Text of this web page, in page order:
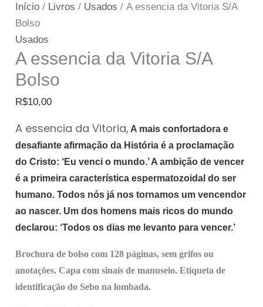
Início / Livros / Usados / A essencia da Vitoria S/A
Bolso
Usados
A essencia da Vitoria S/A
Bolso
R$10,00
A essencia da Vitoria, A mais confortadora e
desafiante afirmação da História é a proclamação
do Cristo: ‘Eu venci o mundo.’ A ambição de vencer
é a primeira característica espermatozoidal do ser
humano. Todos nós já nos tornamos um vencendor
ao nascer. Um dos homens mais ricos do mundo
declarou: ‘Todos os dias me levanto para vencer.’
Brochura de bolso com 128 páginas, sem grifos ou
anotações. Capa com sinais de manuseio. Etiqueta de
identificação do Sebo na lombada.